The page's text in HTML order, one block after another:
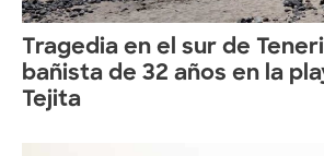
Tragedia en el sur de
bañista de 32 años en la
Tejita